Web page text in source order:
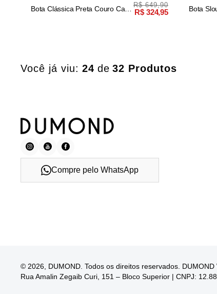
Bota Clássica Preta Couro Cano R$ 649,90
R$ 324,95 Bota
Você já viu: 24 de 32 Produtos
Compre pelo WhatsApp
© 2026, DUMOND. Todos os direitos reservados. DUMOND
Rua Amalin Zegaib Curi, 151 – Bloco Superior | CNPJ: